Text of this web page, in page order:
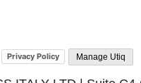
Privacy Policy Manage Utiq